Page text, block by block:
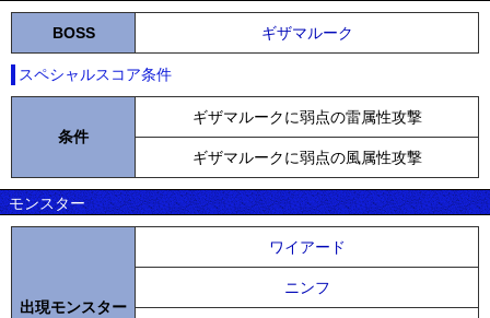
BOSS ギザマルーク
スペシャルスコア条件
条件
ギザマルークに弱点の雷属性攻撃
ギザマルークに弱点の風属性攻撃
モンスター
出現モンスター
ワイアード
ニンフ